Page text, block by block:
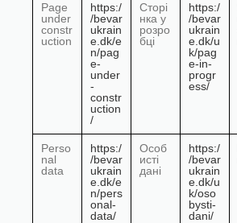
Page
under
constr
uction
https:/
/bevar
ukrain
e.dk/e
n/pag
e-
under
-
constr
uction
/
Сторі
нка у
розро
бці
https:/
/bevar
ukrain
e.dk/u
k/pag
e-in-
progr
ess/
Perso
nal
data
https:/
/bevar
ukrain
e.dk/e
n/pers
onal-
data/
Особ
исті
дані
https:/
/bevar
ukrain
e.dk/u
k/oso
bysti-
dani/